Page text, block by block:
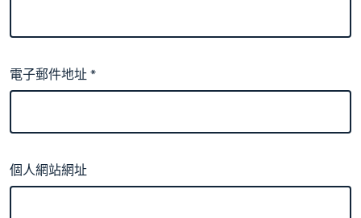
電子郵件地址*
個人網站網址